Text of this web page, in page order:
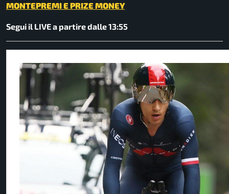
MONTEPREMI E PRIZE MONEY
Segui il LIVE a partire dalle 13:55